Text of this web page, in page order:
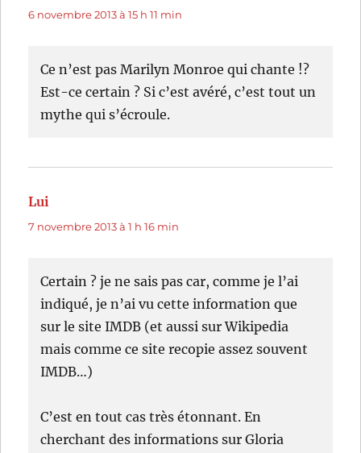
6 novembre 2013 à 15 h 11 min
Ce n’est pas Marilyn Monroe qui chante !?
Est-ce certain ? Si c’est avéré, c’est tout un
mythe qui s’écroule.
Lui
7 novembre 2013 à 1 h 16 min
Certain ? je ne sais pas car, comme je l’ai
indiqué, je n’ai vu cette information que
sur le site IMDB (et aussi sur Wikipedia
mais comme ce site recopie assez souvent
IMDB…)
C’est en tout cas très étonnant. En
cherchant des informations sur Gloria